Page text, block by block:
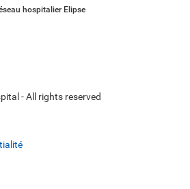
hospitalier Elipse
- All rights reserved